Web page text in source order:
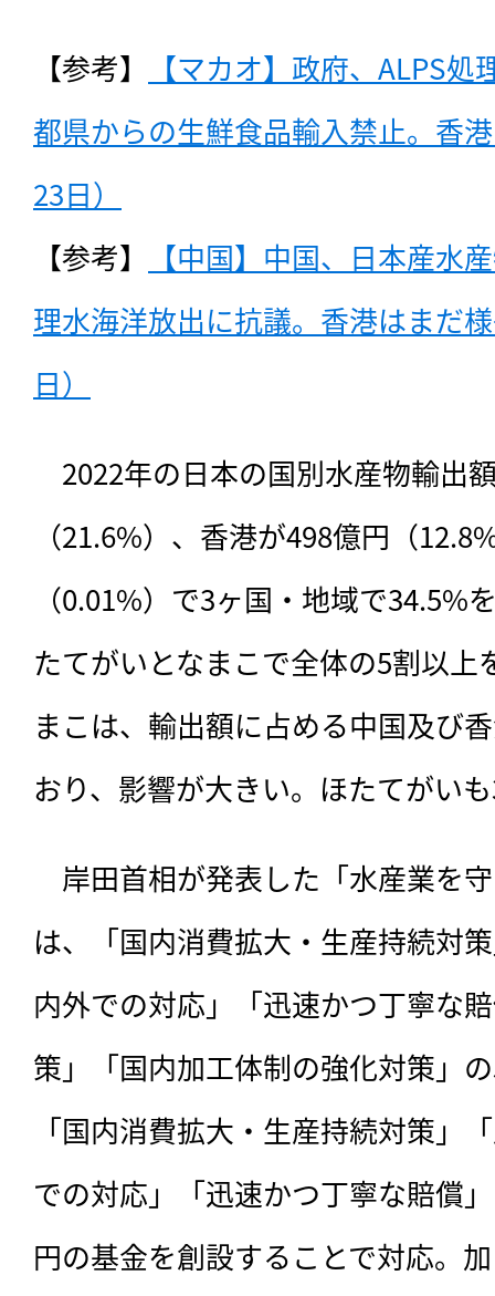
【参考】
【マカオ】政府、ALPS
都県からの生鮮食品輸入禁止。香
23日）
【参考】
【中国】中国、日本産水
理水海洋放出に抗議。香港はまだ
日）
2022年の日本の国別水産物輸出
（21.6%）、香港が498億円（
（0.01%）で3ヶ国・地域で34.5%
たてがいとなまこで全体の5割以上
まこは、輸出額に占める中国及び
おり、影響が大きい。ほたてがい
岸田首相が発表した「水産業を
は、「国内消費拡大・生産持続対
内外での対応」「迅速かつ丁寧な
策」「国内加工体制の強化対策」
「国内消費拡大・生産持続対策」
での対応」「迅速かつ丁寧な賠償
円の基金を創設することで対応。